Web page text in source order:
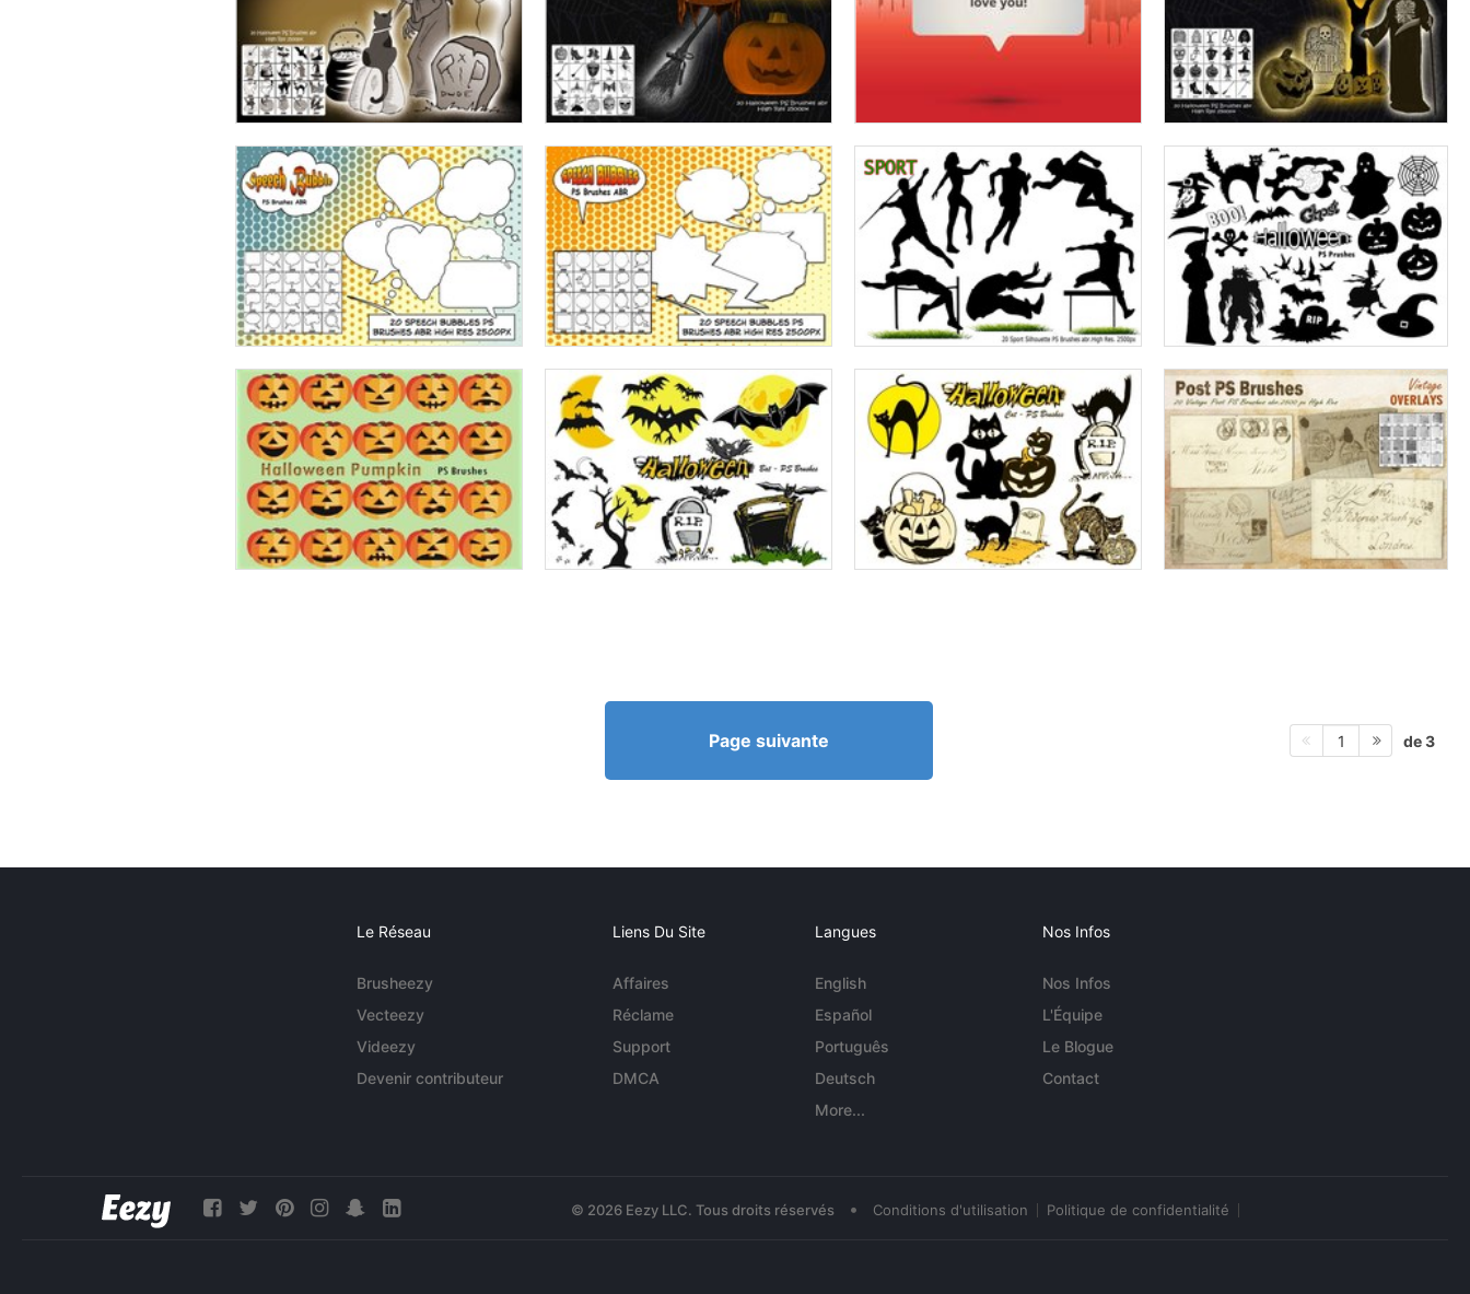
Page suivante 1 de 3
Le Réseau
Brusheezy
Vecteezy
Videezy
Devenir contributeur
Liens Du Site
Affaires
Réclame
Support
DMCA
Langues
English
Español
Português
Deutsch
More...
Nos Infos
Nos Infos
L'Équipe
Le Blogue
Contact
© 2026 Eezy LLC. Tous droits réservés • Conditions d'utilisation Politique de confidentialité